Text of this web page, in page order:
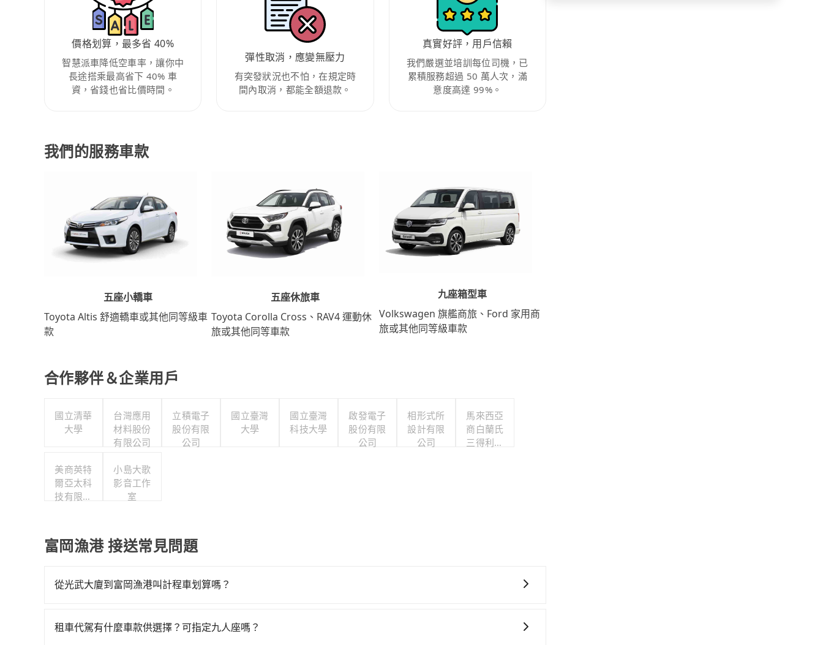
價格划算，最多省 40%
智慧派車降低空車率，讓你中
長途搭乘最高省下 40% 車
資，省錢也省比價時間。
彈性取消，應變無壓力
有突發狀況也不怕，在規定時
間內取消，都能全額退款。
真實好評，用戶信賴
我們嚴選並培訓每位司機，已
累積服務超過 50 萬人次，滿
意度高達 99%。
我們的服務車款
五座小轎車
Toyota Altis 舒適轎車或其他同等級車
款
五座休旅車
Toyota Corolla Cross、RAV4 運動休
旅或其他同等車款
九座箱型車
Volkswagen 旗艦商旅、Ford 家用商
旅或其他同等級車款
合作夥伴＆企業用戶
國立清華
大學
台灣應用
材料股份
有限公司
立積電子
股份有限
公司
國立臺灣
大學
國立臺灣
科技大學
啟發電子
股份有限
公司
相形式所
設計有限
公司
馬來西亞
商白蘭氏
三得利股
美商英特
爾亞太科
技有限公
小島大歌
影音工作
室
富岡漁港 接送常見問題
從光武大廈到富岡漁港叫計程車划算嗎？
到車，也可考慮打電話至附近的計程車隊，如有限責任台南市全聯計程車、帝一無線、成功衛星計程車等叫車看
租車代駕有什麼車款供選擇？可指定九人座嗎？